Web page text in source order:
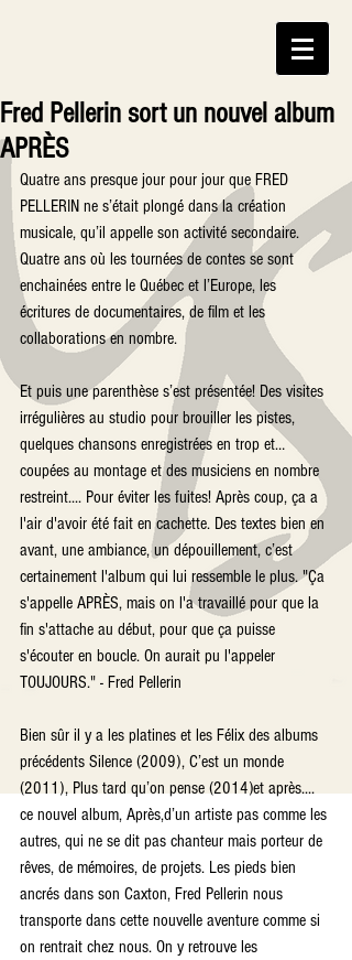
Fred Pellerin sort un nouvel album
APRÈS
Quatre ans presque jour pour jour que FRED
PELLERIN ne s’était plongé dans la création
musicale, qu’il appelle son activité secondaire.
Quatre ans où les tournées de contes se sont
enchainées entre le Québec et l’Europe, les
écritures de documentaires, de film et les
collaborations en nombre.
Et puis une parenthèse s’est présentée! Des visites
irrégulières au studio pour brouiller les pistes,
quelques chansons enregistrées en trop et…
coupées au montage et des musiciens en nombre
restreint.... Pour éviter les fuites! Après coup, ça a
l'air d'avoir été fait en cachette. Des textes bien en
avant, une ambiance, un dépouillement, c’est
certainement l'album qui lui ressemble le plus. "Ça
s'appelle APRÈS, mais on l'a travaillé pour que la
fin s'attache au début, pour que ça puisse
s'écouter en boucle. On aurait pu l'appeler
TOUJOURS." - Fred Pellerin
Bien sûr il y a les platines et les Félix des albums
précédents Silence (2009), C’est un monde
(2011), Plus tard qu’on pense (2014)et après....
ce nouvel album, Après,d’un artiste pas comme les
autres, qui ne se dit pas chanteur mais porteur de
rêves, de mémoires, de projets. Les pieds bien
ancrés dans son Caxton, Fred Pellerin nous
transporte dans cette nouvelle aventure comme si
on rentrait chez nous. On y retrouve les